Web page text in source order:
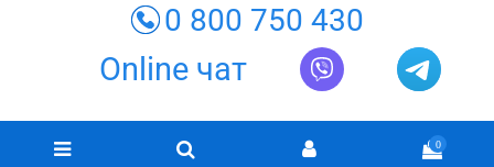
0 800 750 430
Online чат
0